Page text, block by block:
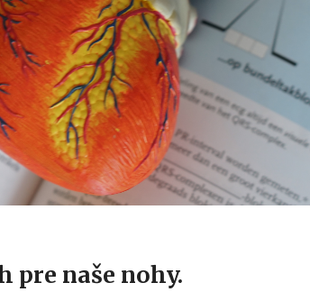
pre naše nohy.